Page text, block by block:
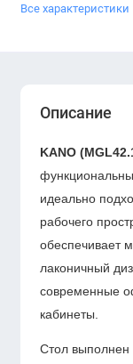
Все характеристики
Описание
KANO
идеально
рабочего
обеспечивает
лаконичный
современные
кабинеты.
Стол выполнен